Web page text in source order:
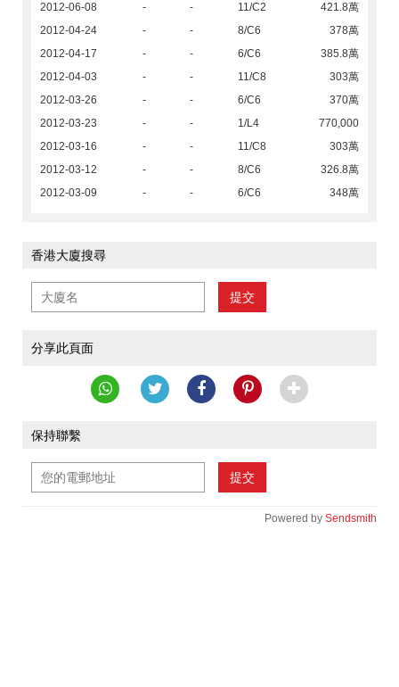
2012-06-08
- - 11/C2
421.8萬
2012-04-24
- - 8/C6
378萬
2012-04-17
- - 6/C6
385.8萬
2012-04-03
- - 11/C8
303萬
2012-03-26
- - 6/C6
370萬
2012-03-23
- - 1/L4
770,000
2012-03-16
- - 11/C8
303萬
2012-03-12
- - 8/C6
326.8萬
2012-03-09
- - 6/C6 348萬
香港大廈搜尋
提交
分享此頁面
保持聯繫
提交
Powered by Sendsmith